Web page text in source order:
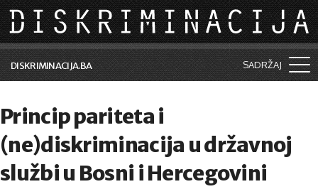
Skip to main content
DISKRIMINACIJA.BA SADRŽAJ
Vijesti i događaji
Aktuelne teme
Kolumne
Princip pariteta i
(ne)diskriminacija u državnoj
službi u Bosni i Hercegovini